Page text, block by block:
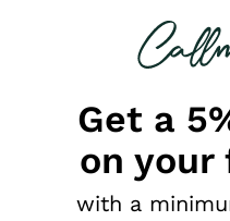
looking for
Get a
on
with a